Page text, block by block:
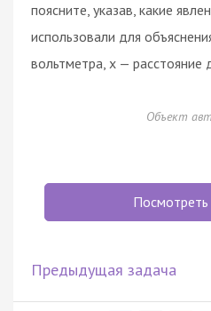
поясните, указав, какие
использовали для
вольтметра, x — расстояние
Объект
Предыдущая задача